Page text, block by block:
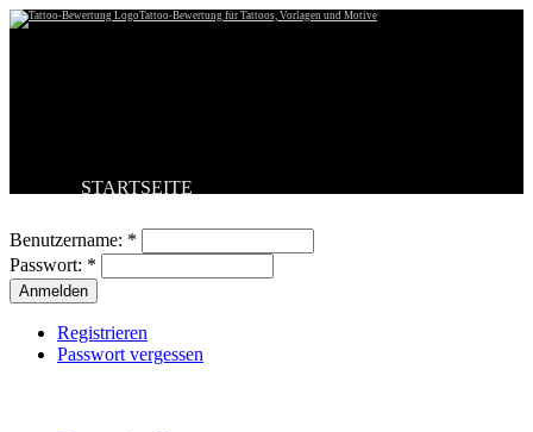
Tattoo-Bewertung für Tattoos, Vorlagen und Motive
STARTSEITE
BESTE TATTOOS
NEUESTE TATTOOS
KOMMENTARE
FORUM
Benutzername: *
Passwort: *
Registrieren
Passwort vergessen